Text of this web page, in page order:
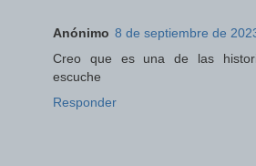
Anónimo 8 de septiembre de
Creo que es una de las
escuche
Responder